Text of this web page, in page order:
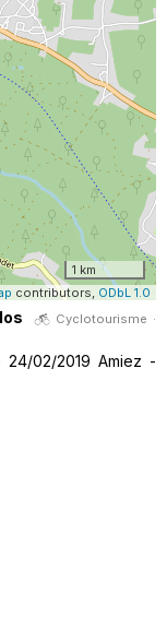
1 km
contributors, ODbL 1.0
Cyclotourisme ·
02/2019 Amiez -